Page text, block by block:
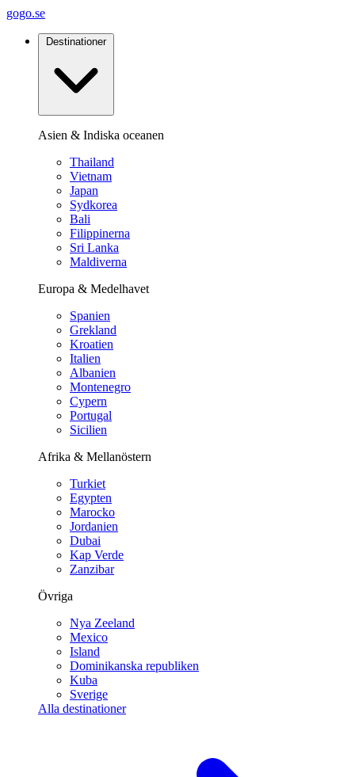
gogo.se
Destinationer
Asien & Indiska oceanen
Thailand
Vietnam
Japan
Sydkorea
Bali
Filippinerna
Sri Lanka
Maldiverna
Europa & Medelhavet
Spanien
Grekland
Kroatien
Italien
Albanien
Montenegro
Cypern
Portugal
Sicilien
Afrika & Mellanöstern
Turkiet
Egypten
Marocko
Jordanien
Dubai
Kap Verde
Zanzibar
Övriga
Nya Zeeland
Mexico
Island
Dominikanska republiken
Kuba
Sverige
Alla destinationer